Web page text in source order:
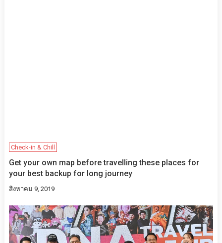
Check-in & Chill
Get your own map before travelling these places for
your best backup for long journey
สิงหาคม 9, 2019